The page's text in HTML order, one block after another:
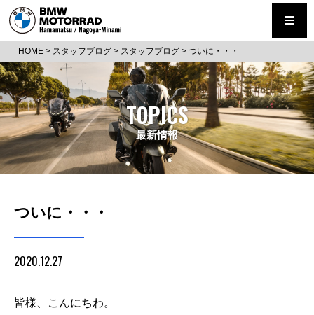
HOME > スタッフブログ > スタッフブログ > ついに・・・
TOPICS
最新情報
ついに・・・
2020.12.27
皆様、こんにちわ。